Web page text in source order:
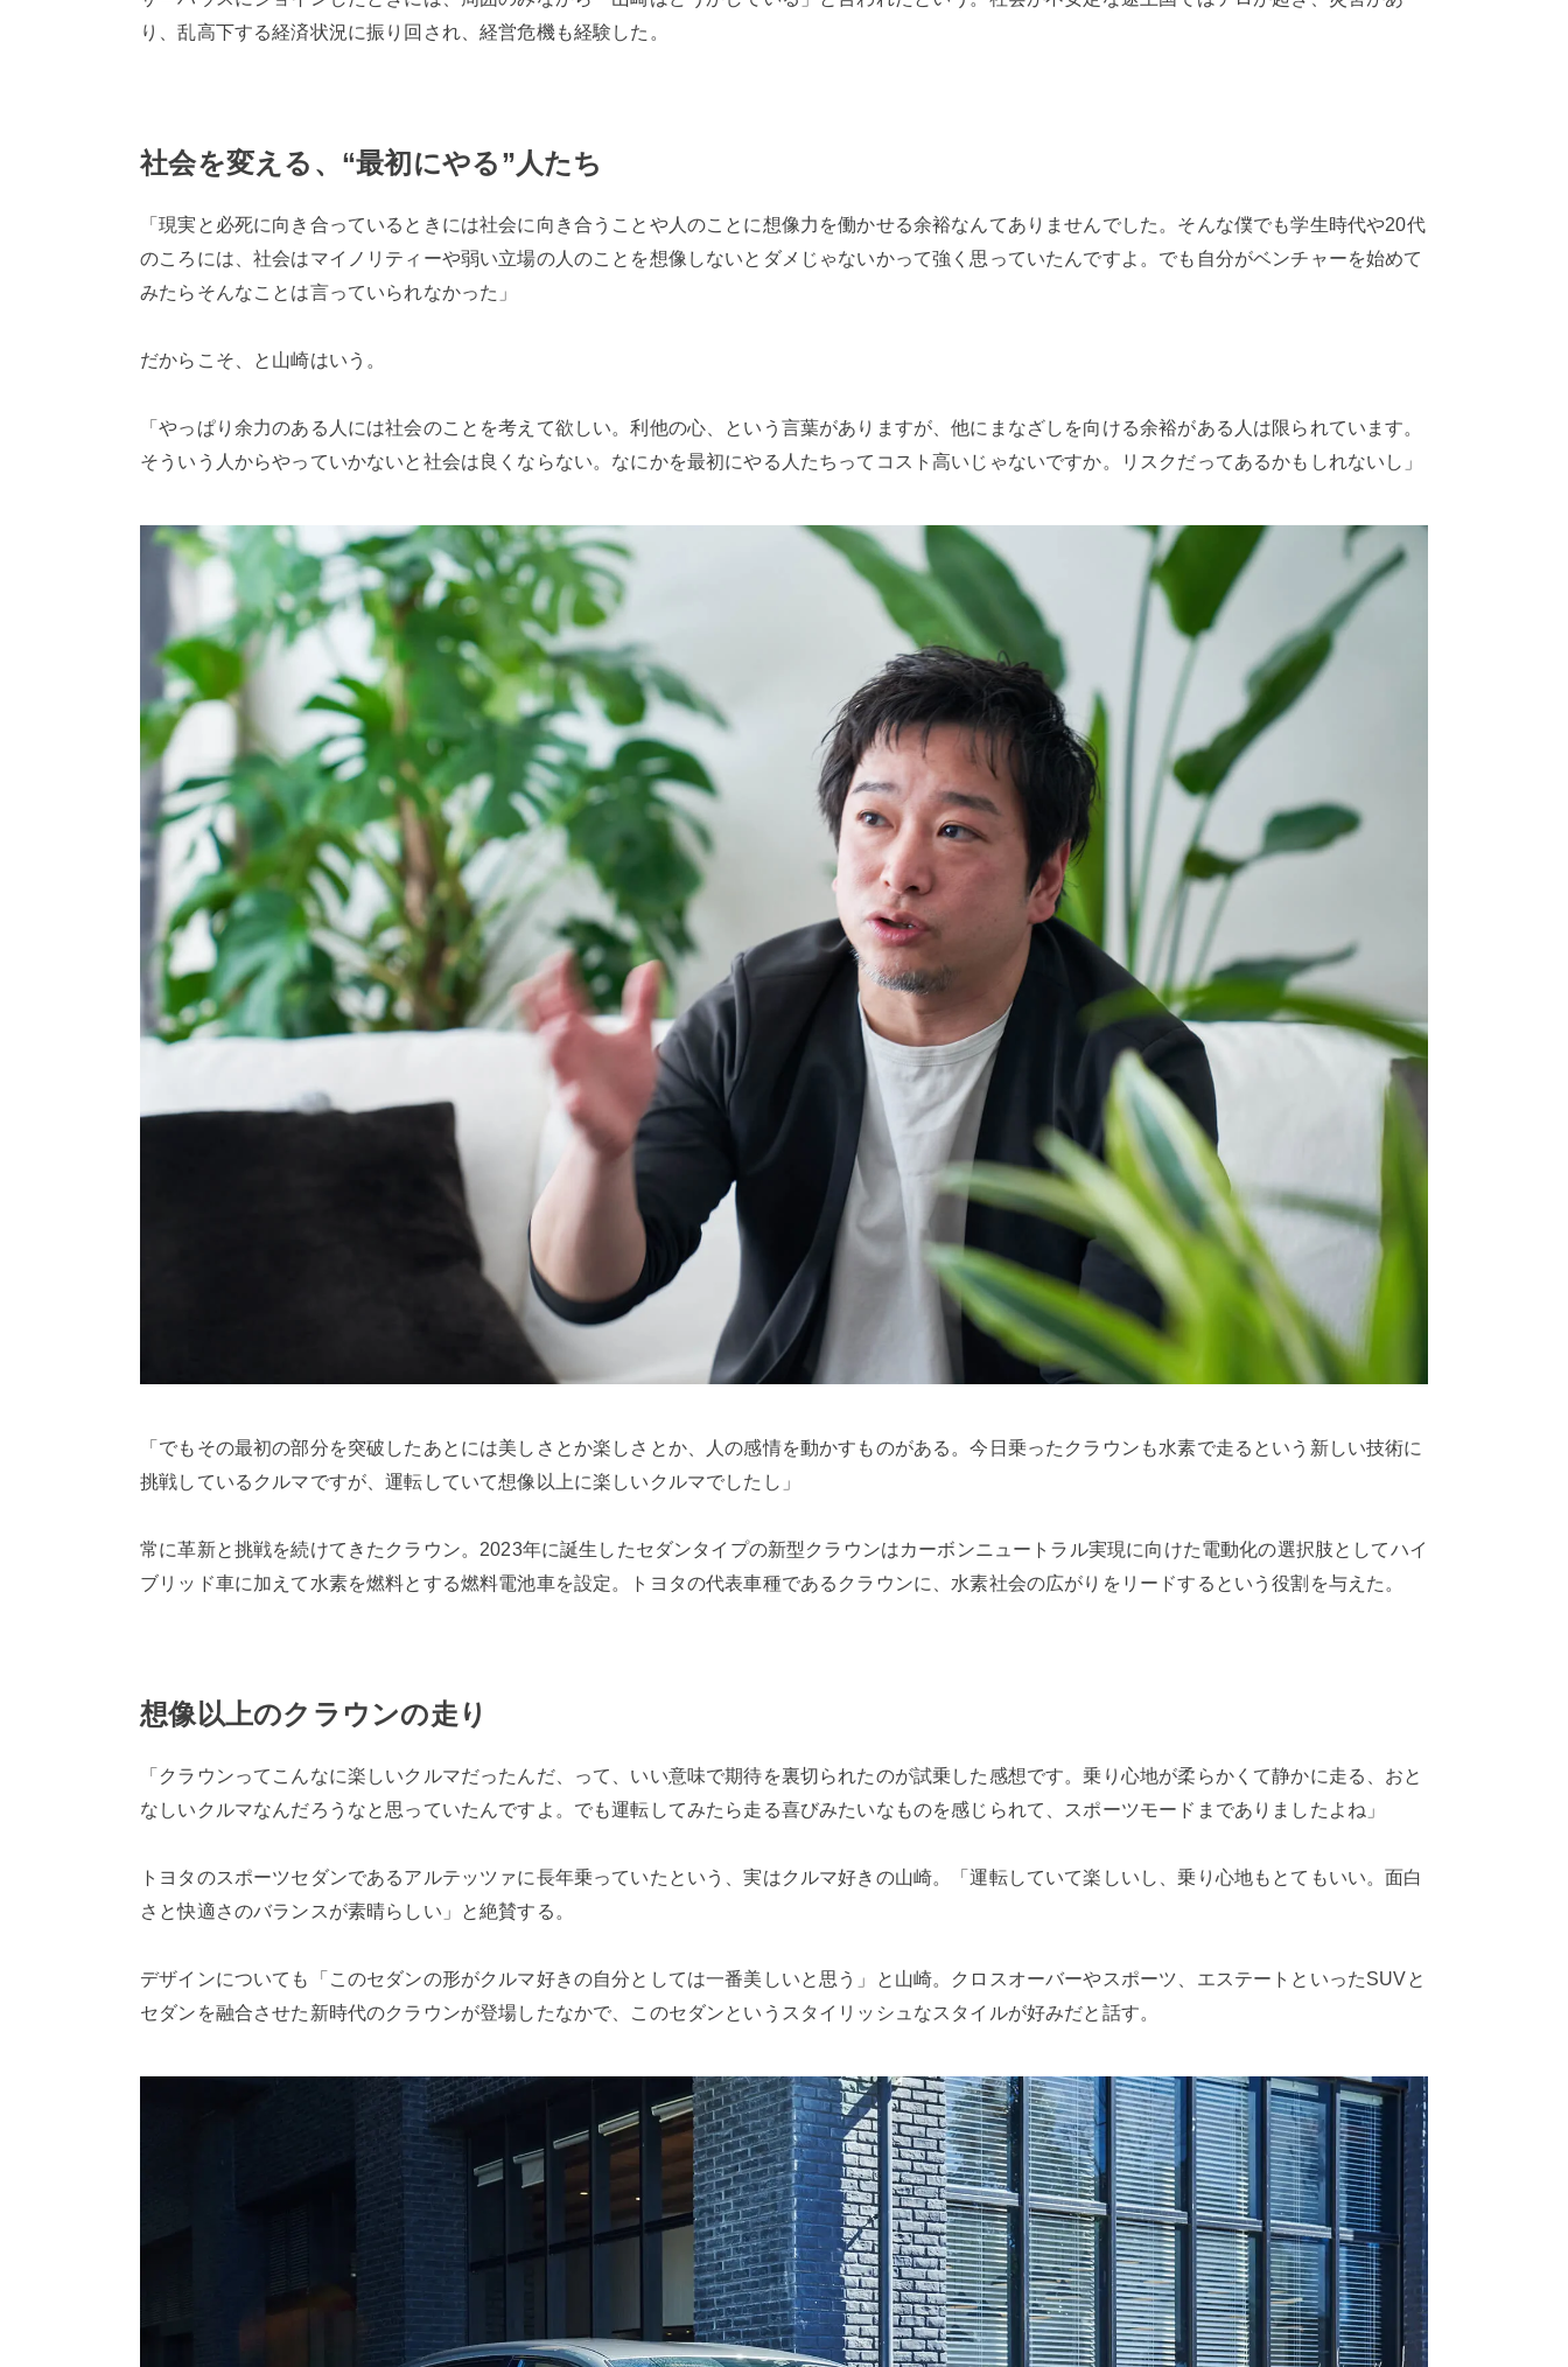
り、乱高下する経済状況に振り回され、経営危機も経験した。
社会を変える、“最初にやる”人たち
「現実と必死に向き合っているときには社会に向き合うことや人のことに想像力を働かせる余裕なんてありませんでした。そんな僕でも学生時代や20代
のころには、社会はマイノリティーや弱い立場の人のことを想像しないとダメじゃないかって強く思っていたんですよ。でも自分がベンチャーを始めて
みたらそんなことは言っていられなかった」
だからこそ、と山崎はいう。
「やっぱり余力のある人には社会のことを考えて欲しい。利他の心、という言葉がありますが、他にまなざしを向ける余裕がある人は限られています。
そういう人からやっていかないと社会は良くならない。なにかを最初にやる人たちってコスト高いじゃないですか。リスクだってあるかもしれないし」
「でもその最初の部分を突破したあとには美しさとか楽しさとか、人の感情を動かすものがある。今日乗ったクラウンも水素で走るという新しい技術に
挑戦しているクルマですが、運転していて想像以上に楽しいクルマでしたし」
常に革新と挑戦を続けてきたクラウン。2023年に誕生したセダンタイプの新型クラウンはカーボンニュートラル実現に向けた電動化の選択肢としてハイ
ブリッド車に加えて水素を燃料とする燃料電池車を設定。トヨタの代表車種であるクラウンに、水素社会の広がりをリードするという役割を与えた。
想像以上のクラウンの走り
「クラウンってこんなに楽しいクルマだったんだ、って、いい意味で期待を裏切られたのが試乗した感想です。乗り心地が柔らかくて静かに走る、おと
なしいクルマなんだろうなと思っていたんですよ。でも運転してみたら走る喜びみたいなものを感じられて、スポーツモードまでありましたよね」
トヨタのスポーツセダンであるアルテッツァに長年乗っていたという、実はクルマ好きの山崎。「運転していて楽しいし、乗り心地もとてもいい。面白
さと快適さのバランスが素晴らしい」と絶賛する。
デザインについても「このセダンの形がクルマ好きの自分としては一番美しいと思う」と山崎。クロスオーバーやスポーツ、エステートといったSUVと
セダンを融合させた新時代のクラウンが登場したなかで、このセダンというスタイリッシュなスタイルが好みだと話す。